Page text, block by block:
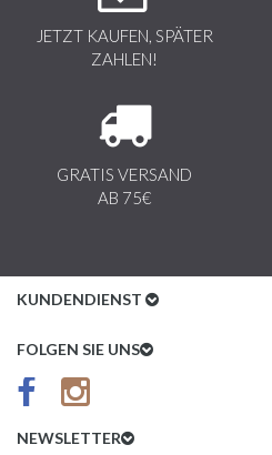
JETZT KAUFEN, SPÄTER
ZAHLEN!
GRATIS VERSAND
AB 75€
KUNDENDIENST
Kundenservice
AGB
FOLGEN SIE UNS
NEWSLETTER